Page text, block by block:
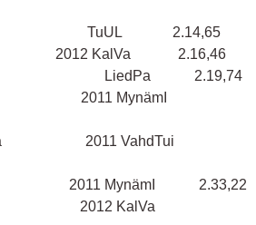
TuUL 2.14,65
2012 KalVa 2.16,46
LiedPa 2.19,74
2011 MynämI
2011 VahdTui
2011 MynämI 2.33,22
2012 KalVa